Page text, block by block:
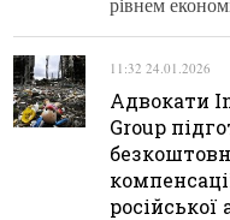
11:32 24.01.2026
Адвокати
Group
російської